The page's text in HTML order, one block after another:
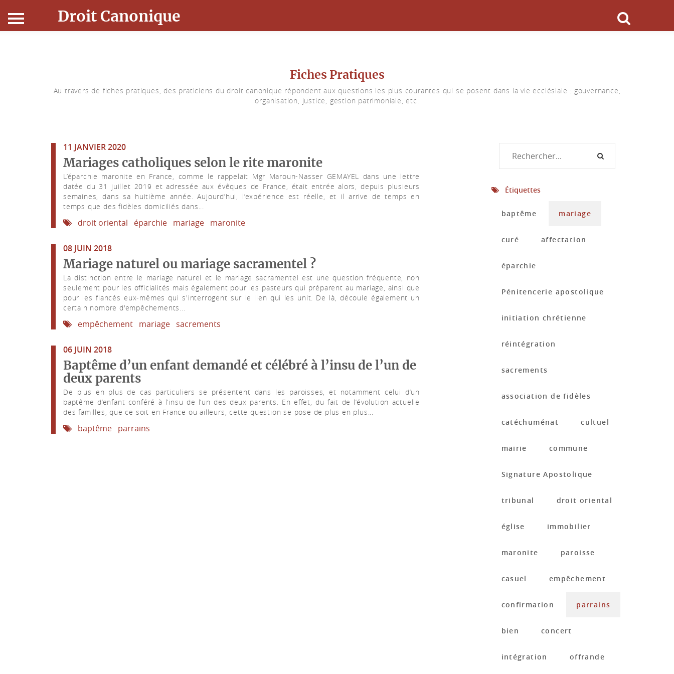
Droit Canonique
Fiches Pratiques
Au travers de fiches pratiques, des praticiens du droit canonique répondent aux questions les plus courantes qui se posent dans la vie ecclésiale : gouvernance,
organisation, justice, gestion patrimoniale, etc.
11 JANVIER 2020
Mariages catholiques selon le rite maronite
L’éparchie maronite en France, comme le rappelait Mgr Maroun-Nasser GEMAYEL dans une lettre
datée du 31 juillet 2019 et adressée aux évêques de France, était entrée alors, depuis plusieurs
semaines, dans sa huitième année. Aujourd’hui, l’expérience est réelle, et il arrive de temps en
temps que des fidèles domiciliés dans...
droit oriental éparchie mariage maronite
08 JUIN 2018
Mariage naturel ou mariage sacramentel ?
La distinction entre le mariage naturel et le mariage sacramentel est une question fréquente, non
seulement pour les officialités mais également pour les pasteurs qui préparent au mariage, ainsi que
pour les fiancés eux-mêmes qui s'interrogent sur le lien qui les unit. De là, découle également un
certain nombre d'empêchements...
empêchement mariage sacrements
06 JUIN 2018
Baptême d’un enfant demandé et célébré à l’insu de l’un de
deux parents
De plus en plus de cas particuliers se présentent dans les paroisses, et notamment celui d’un
baptême d’enfant conféré à l’insu de l’un des deux parents. En effet, du fait de l’évolution actuelle
des familles, que ce soit en France ou ailleurs, cette question se pose de plus en plus...
baptême parrains
Étiquettes
baptême mariage
curé affectation
éparchie
Pénitencerie apostolique
initiation chrétienne
réintégration
sacrements
association de fidèles
catéchuménat cultuel
mairie commune
Signature Apostolique
tribunal droit oriental
église immobilier
maronite paroisse
casuel empêchement
confirmation parrains
bien concert
intégration offrande